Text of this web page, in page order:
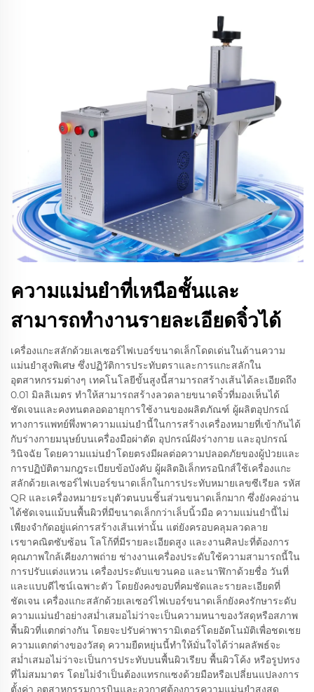
ความแม่นยำที่เหนือชั้นและ
สามารถทำงานรายละเอียดจิ๋วได้
เครื่องแกะสลักด้วยเลเซอร์ไฟเบอร์ขนาดเล็กโดดเด่นในด้านความ
แม่นยำสูงพิเศษ ซึ่งปฏิวัติการประทับตราและการแกะสลักใน
อุตสาหกรรมต่างๆ เทคโนโลยีขั้นสูงนี้สามารถสร้างเส้นได้ละเอียดถึง
0.01 มิลลิเมตร ทำให้สามารถสร้างลวดลายขนาดจิ๋วที่มองเห็นได้
ชัดเจนและคงทนตลอดอายุการใช้งานของผลิตภัณฑ์ ผู้ผลิตอุปกรณ์
ทางการแพทย์พึ่งพาความแม่นยำนี้ในการสร้างเครื่องหมายที่เข้ากันได้
กับร่างกายมนุษย์บนเครื่องมือผ่าตัด อุปกรณ์ฝังร่างกาย และอุปกรณ์
วินิจฉัย โดยความแม่นยำโดยตรงมีผลต่อความปลอดภัยของผู้ป่วยและ
การปฏิบัติตามกฎระเบียบข้อบังคับ ผู้ผลิตอิเล็กทรอนิกส์ใช้เครื่องแกะ
สลักด้วยเลเซอร์ไฟเบอร์ขนาดเล็กในการประทับหมายเลขซีเรียล รหัส
QR และเครื่องหมายระบุตัวตนบนชิ้นส่วนขนาดเล็กมาก ซึ่งยังคงอ่าน
ได้ชัดเจนแม้บนพื้นผิวที่มีขนาดเล็กกว่าเล็บนิ้วมือ ความแม่นยำนี้ไม่
เพียงจำกัดอยู่แค่การสร้างเส้นเท่านั้น แต่ยังครอบคลุมลวดลาย
เรขาคณิตซับซ้อน โลโก้ที่มีรายละเอียดสูง และงานศิลปะที่ต้องการ
คุณภาพใกล้เคียงภาพถ่าย ช่างงานเครื่องประดับใช้ความสามารถนี้ใน
การปรับแต่งแหวน เครื่องประดับแขวนคอ และนาฬิกาด้วยชื่อ วันที่
และแบบดีไซน์เฉพาะตัว โดยยังคงขอบที่คมชัดและรายละเอียดที่
ชัดเจน เครื่องแกะสลักด้วยเลเซอร์ไฟเบอร์ขนาดเล็กยังคงรักษาระดับ
ความแม่นยำอย่างสม่ำเสมอไม่ว่าจะเป็นความหนาของวัสดุหรือสภาพ
พื้นผิวที่แตกต่างกัน โดยจะปรับค่าพารามิเตอร์โดยอัตโนมัติเพื่อชดเชย
ความแตกต่างของวัสดุ ความยืดหยุ่นนี้ทำให้มั่นใจได้ว่าผลลัพธ์จะ
สม่ำเสมอไม่ว่าจะเป็นการประทับบนพื้นผิวเรียบ พื้นผิวโค้ง หรือรูปทรง
ที่ไม่สมมาตร โดยไม่จำเป็นต้องแทรกแซงด้วยมือหรือเปลี่ยนแปลงการ
ตั้งค่า อุตสาหกรรมการบินและอวกาศต้องการความแม่นยำสูงสุด